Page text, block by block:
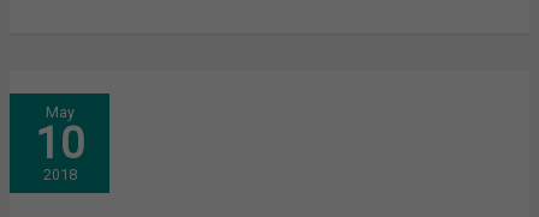
May
10
2018
APROXIMACIÓN
AL
NUEVO
REGLAMENTO
EUROPEO
DE
PROTECCIÓN